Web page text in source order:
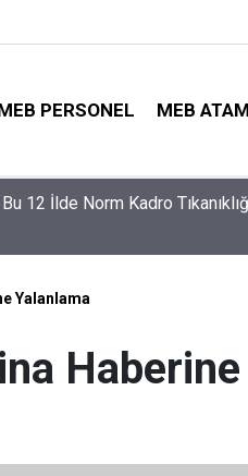
PERSONEL MEB
E-Sınav Görev
Yalanlama
Haberine